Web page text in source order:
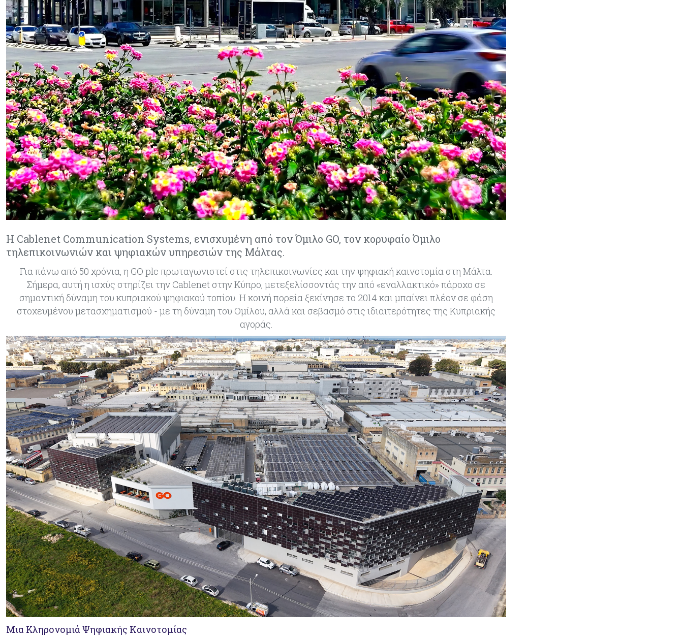
Η Cablenet Communication Systems, ενισχυμένη από τον Όμιλο GO, τον κορυφαίο Όμιλο
τηλεπικοινωνιών και ψηφιακών υπηρεσιών της Μάλτας.
Για πάνω από 50 χρόνια, η GO plc πρωταγωνιστεί στις τηλεπικοινωνίες και την ψηφιακή καινοτομία στη Μάλτα.
Σήμερα, αυτή η ισχύς στηρίζει την Cablenet στην Κύπρο, μετεξελίσσοντάς την από «εναλλακτικό» πάροχο σε
σημαντική δύναμη του κυπριακού ψηφιακού τοπίου. Η κοινή πορεία ξεκίνησε το 2014 και μπαίνει πλέον σε φάση
στοχευμένου μετασχηματισμού - με τη δύναμη του Ομίλου, αλλά και σεβασμό στις ιδιαιτερότητες της Κυπριακής
αγοράς.
Μια Κληρονομιά Ψηφιακής Καινοτομίας